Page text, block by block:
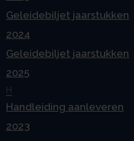
Geleidebiljet jaarstukken
2024
Geleidebiljet jaarstukken
2025
H
Handleiding aanleveren
2023